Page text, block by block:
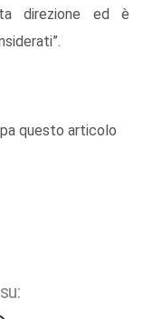
direzione ed è
questo articolo